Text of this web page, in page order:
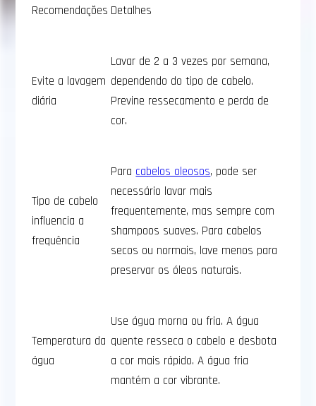
Recomendações Detalhes
Evite a lavagem
diária
Lavar de 2 a 3 vezes por semana,
dependendo do tipo de cabelo.
Previne ressecamento e perda de
cor.
Tipo de cabelo
influencia a
frequência
Para cabelos oleosos, pode ser
necessário lavar mais
frequentemente, mas sempre com
shampoos suaves. Para cabelos
secos ou normais, lave menos para
preservar os óleos naturais.
Temperatura da
água
Use água morna ou fria. A água
quente resseca o cabelo e desbota
a cor mais rápido. A água fria
mantém a cor vibrante.